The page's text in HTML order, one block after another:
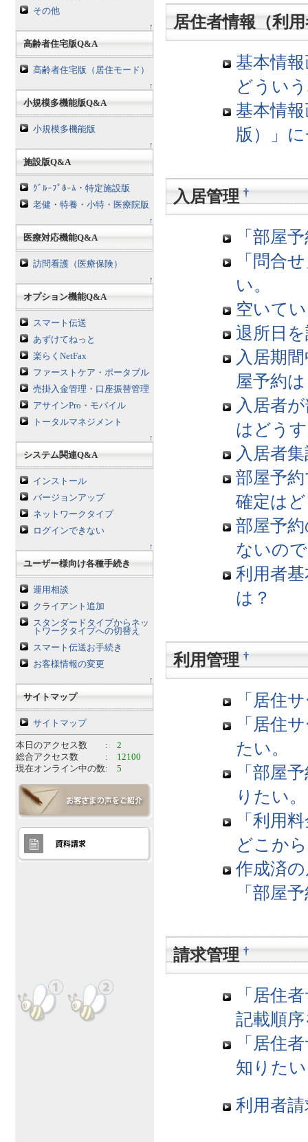
その他
↑
高齢者住宅版Q&A
高齢者住宅版（居住モード）
↑
小規模多機能版Q&A
小規模多機能版
↑
施設版Q&A
ｸﾞﾙｰﾌﾟﾎｰﾑ・特定施設版
老健・特養・小特・医療院版
↑
医療対応機能Q&A
訪問看護（医療保険）
↑
オプション機能Q&A
スマート伝送
あずけてねっと
楽らくNetFax
ファーストケア・ポータブル
売掛入金管理・口座振替管理
アサインPro・モバイル
トータルマネジメント
↑
システム関連Q&A
インストール
バージョンアップ
ネットワークタイプ
ログインできない
↑
ユーザー様向け各種手続き
運用相談
クライアント追加
スタンダードタイプからネッ
トワークタイプへの切替え
スマート伝送お手続き
お客様情報の変更
↑
サイトマップ
サイトマップ
本日のアクセス数 : 2
総合アクセス数 :
12100
現在オンライン中の数: 5
居住者情報（利
基本情
どうい
基本情
版）」
入居管理 †
「部屋
「問合
い。
空いて
退所日
入居期
屋予約
入居者
はどう
入居者
部屋予
確定は
部屋予
ないの
利用者
は？
利用管理 †
「居住
「居住
たい。
「部屋
りたい。
「利用
どこか
作成済
「部屋
請求管理 †
「居住
記載順
「居住
知りた
利用者